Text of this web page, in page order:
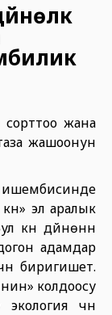
жана
жашоонун
ишембисинде
эл аралык
дүйнөнүн
адамдар
биригишет.
колдоосу
үчүн